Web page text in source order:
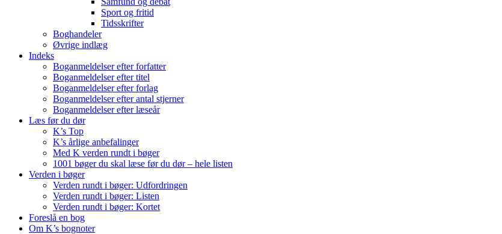
Sport og fritid
Tidsskrifter
Boghandeler
Øvrige indlæg
Indeks
Boganmeldelser efter forfatter
Boganmeldelser efter titel
Boganmeldelser efter forlag
Boganmeldelser efter antal stjerner
Boganmeldelser efter læseår
Læs før du dør
K’s Top
K’s årlige anbefalinger
Med K verden rundt i bøger
1001 bøger du skal læse før du dør – hele listen
Verden i bøger
Verden rundt i bøger: Udfordringen
Verden rundt i bøger: Listen
Verden rundt i bøger: Kortet
Foreslå en bog
Om K’s bognoter